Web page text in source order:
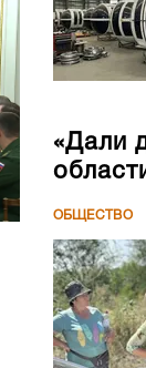
«Дали
ОБЩЕСТВО